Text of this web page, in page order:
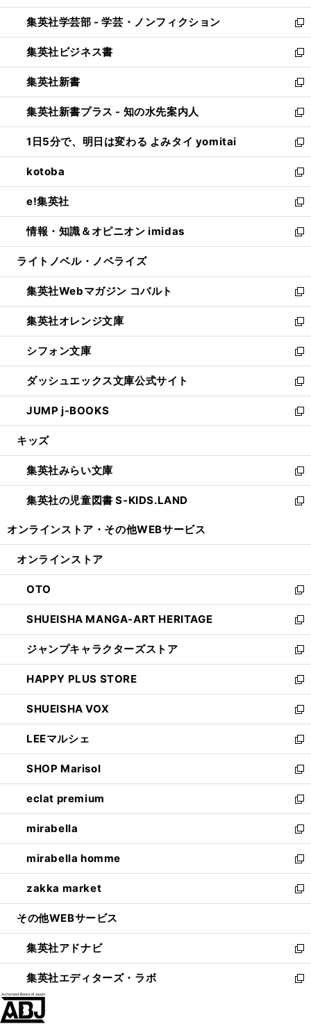
開
く
ウ
で
開
く
ン
ド
ウ
で
開
く
ウ
ィ
ン
ド
ウ
で
開
く
集英社学芸部 - 学芸・ノンフィクション
新
し
い
ウ
ィ
ン
ド
ウ
で
開
く
集英社ビジネス書
新
し
い
ウ
ィ
ン
ド
ウ
で
開
く
集英社新書
新
し
い
ウ
ィ
ン
ド
ウ
で
開
く
集英社新書プラス - 知の水先案内人
新
し
い
ウ
ィ
ン
ド
ウ
で
開
1日5分で、明日は変わる よみタイ yomitai
新
し
い
ウ
ィ
ン
ド
ウ
開
く
kotoba
新
し
い
ウ
ィ
ン
ウ
で
開
く
e!集英社
新
し
い
ウ
ン
ド
ウ
で
開
く
情報・知識＆オピニオン imidas
新
し
ウ
ィ
ン
ド
ウ
で
開
く
ライトノベル・ノベライズ
集英社Webマガジン コバルト
新
し
い
ウ
ィ
ン
ド
ウ
で
開
集英社オレンジ文庫
新
し
い
ウ
ィ
ン
ド
ウ
開
く
シフォン文庫
新
し
い
ウ
ィ
ン
ウ
で
開
く
ダッシュエックス文庫公式サイト
新
し
い
ウ
ン
ド
ウ
で
JUMP j-BOOKS
新
し
ウ
ィ
ン
ド
開
キッズ
集英社みらい文庫
新
し
い
ン
ウ
で
開
く
集英社の児童図書 S-KIDS.LAND
新
ウ
ン
ド
ウ
で
開
く
オンラインストア・ その他WEBサービス
オンラインストア
OTO
新
し
い
ウ
ィ
ン
ド
ウ
で
開
く
SHUEISHA MANGA-ART HERITAGE
新
し
い
ウ
ィ
ン
ド
ウ
で
開
く
ジャンプキャラクターズストア
新
し
い
ウ
ィ
ン
ド
ウ
で
開
く
HAPPY PLUS STORE
新
し
い
ウ
ィ
ン
ド
ウ
で
開
く
SHUEISHA VOX
新
し
い
ウ
ィ
ン
ド
ウ
で
開
く
LEEマルシェ
新
し
い
ウ
ィ
ン
ド
ウ
で
開
く
SHOP Marisol
新
し
い
ウ
ィ
ン
ド
ウ
で
開
eclat premium
新
し
い
ウ
ィ
ン
ド
ウ
開
く
mirabella
新
し
い
ウ
ィ
ン
ウ
で
開
く
mirabella homme
新
し
い
ウ
ン
ド
ウ
で
zakka market
新
し
ウ
ィ
ン
ド
その他WEBサービス
集英社アドナビ
新
し
い
集英社エディターズ・ラボ
新